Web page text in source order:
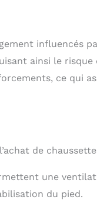
influencés
ainsi le risque
ce qui
de
une
du pied.